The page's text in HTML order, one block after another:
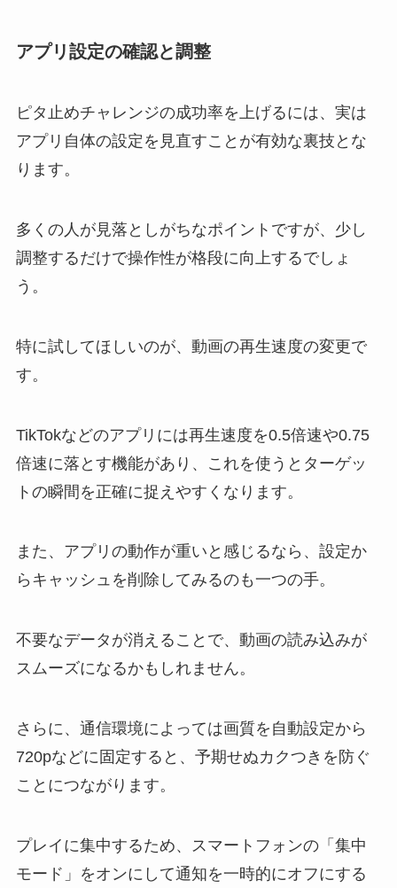
アプリ設定の確認と調整
ピタ止めチャレンジの成功率を上げるには、実は
アプリ自体の設定を見直すことが有効な裏技とな
ります。
多くの人が見落としがちなポイントですが、少し
調整するだけで操作性が格段に向上するでしょ
う。
特に試してほしいのが、動画の再生速度の変更で
す。
TikTokなどのアプリには再生速度を0.5倍速や0.75
倍速に落とす機能があり、これを使うとターゲッ
トの瞬間を正確に捉えやすくなります。
また、アプリの動作が重いと感じるなら、設定か
らキャッシュを削除してみるのも一つの手。
不要なデータが消えることで、動画の読み込みが
スムーズになるかもしれません。
さらに、通信環境によっては画質を自動設定から
720pなどに固定すると、予期せぬカクつきを防ぐ
ことにつながります。
プレイに集中するため、スマートフォンの「集中
モード」をオンにして通知を一時的にオフにする